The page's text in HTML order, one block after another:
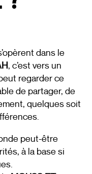
dans le
, c’est vers un
regarder ce
de partager, de
quelques soit
peut-être
à la base si